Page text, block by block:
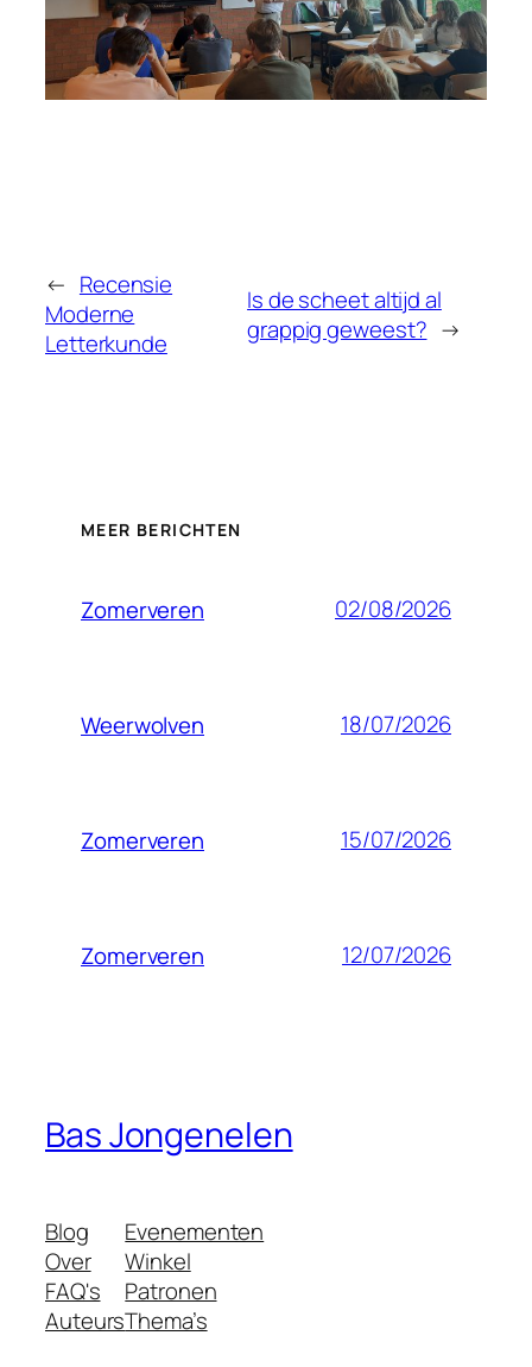
← Recensie
Moderne
Letterkunde
Is de scheet altijd al
grappig geweest? →
MEER BERICHTEN
Zomerveren 02/08/2026
Weerwolven 18/07/2026
Zomerveren 15/07/2026
Zomerveren 12/07/2026
Bas Jongenelen
Blog
Over
FAQ's
Auteurs
Evenementen
Winkel
Patronen
Thema’s